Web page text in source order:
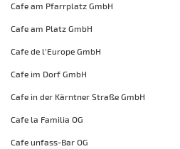
Cafe am Pfarrplatz GmbH
Cafe am Platz GmbH
Cafe de l'Europe GmbH
Cafe im Dorf GmbH
Cafe in der Kärntner Straße GmbH
Cafe la Familia OG
Cafe unfass-Bar OG